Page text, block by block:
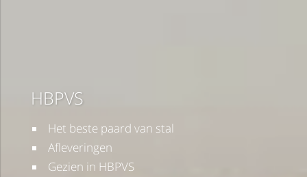
HBPVS
Het beste paard van stal
Afleveringen
Gezien in HBPVS